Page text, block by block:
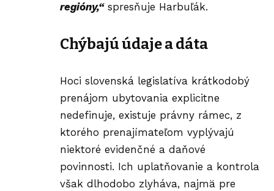
regióny,“spresňuje Harbuľák.
Chýbajú údaje a dáta
Hoci slovenská legislatíva krátkodobý
prenájom ubytovania explicitne
nedefinuje, existuje právny rámec, z
ktorého prenajímateľom vyplývajú
niektoré evidenčné a daňové
povinnosti. Ich uplatňovanie a kontrola
však dlhodobo zlyháva, najmä pre